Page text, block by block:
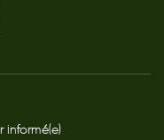
informé(e)